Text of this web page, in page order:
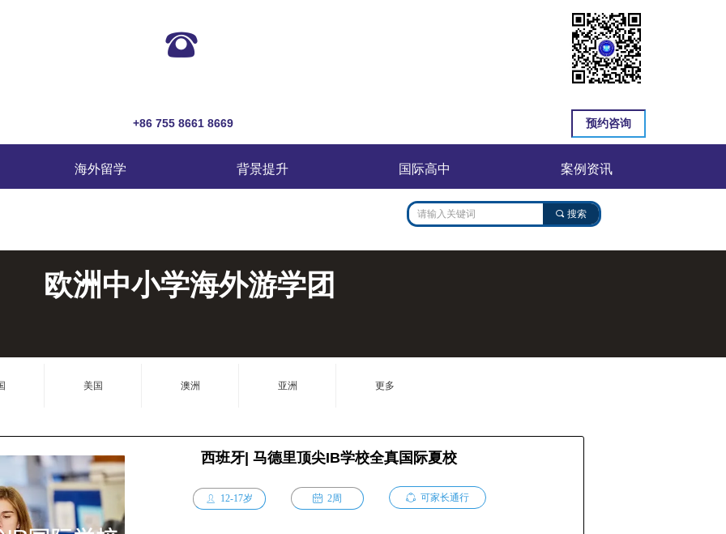
뀰
+86 755 8661 8669 预约咨询
海外留学 背景提升 国际高中 案例资讯
끠 搜索
欧洲中小学海外游学团
美国 澳洲 亚洲 更多
ꅄ 2周 ꁢ 可家长通行
西班牙| 马德里顶尖IB学校全真国际夏校
ꄑ 12-17岁